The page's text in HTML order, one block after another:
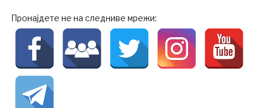
Пронајдете не на следниве мрежи: